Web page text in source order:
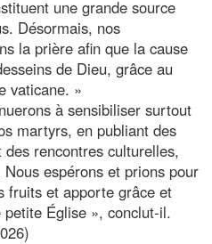
une grande source
Désormais, nos
la prière afin que la cause
de Dieu, grâce au
vaticane. »
à sensibiliser surtout
martyrs, en publiant des
rencontres culturelles,
espérons et prions pour
fruits et apporte grâce et
petite Église », conclut-il.